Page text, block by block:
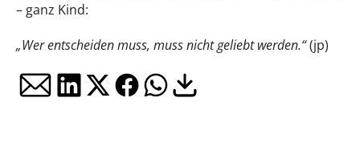
– ganz Kind:
„Wer entscheiden muss, muss nicht geliebt werden.“(jp)